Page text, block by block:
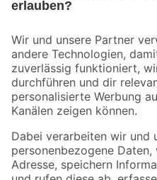
Der toom Newsletter: Keine
Zur Newsletter Anmeldung
Folge uns
Zahlungsarten